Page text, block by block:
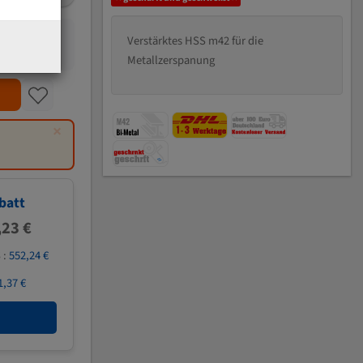
×
€
:552,24 €
€
Verstärktes HSS m42 für die
Metallzerspanung